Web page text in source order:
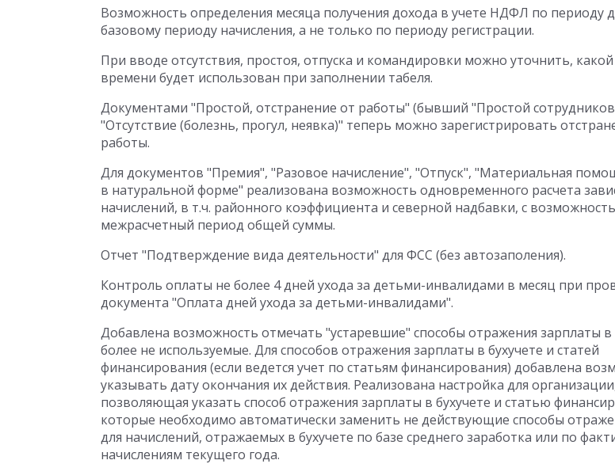
Возможность определения месяца получения дохода в учете НДФЛ по периоду
базовому периоду начисления, а не только по периоду регистрации.
При вводе отсутствия, простоя, отпуска и командировки можно уточнить,
времени будет использован при заполнении табеля.
Документами "Простой, отстранение от работы" (бывший "Простой
"Отсутствие (болезнь, прогул, неявка)" теперь можно зарегистрировать
работы.
Для документов "Премия", "Разовое начисление", "Отпуск", "Материальная
в натуральной форме" реализована возможность одновременного расчета
начислений, в т.ч. районного коэффициента и северной надбавки, с
межрасчетный период общей суммы.
Отчет "Подтверждение вида деятельности" для ФСС (без автозаполения).
Контроль оплаты не более 4 дней ухода за детьми-инвалидами в месяц при
документа "Оплата дней ухода за детьми-инвалидами".
Добавлена возможность отмечать "устаревшие" способы отражения зарплаты в
более не используемые. Для способов отражения зарплаты в бухучете и статей
финансирования (если ведется учет по статьям финансирования) добавлена
указывать дату окончания их действия. Реализована настройка для
позволяющая указать способ отражения зарплаты в бухучете и статью
которые необходимо автоматически заменить не действующие способы
для начислений, отражаемых в бухучете по базе среднего заработка или по
начислениям текущего года.